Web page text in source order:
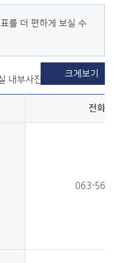
를 더 편하게 보실 수
크게보기
전화번
063-560-